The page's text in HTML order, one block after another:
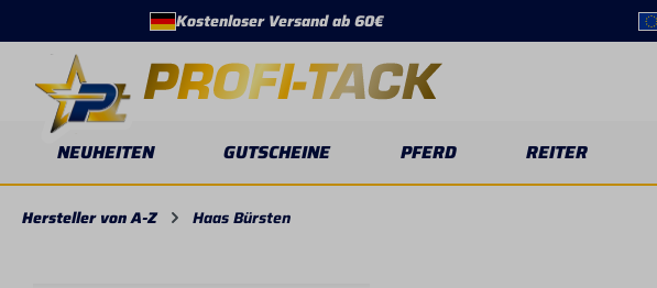
Zur Hauptnavigation springen
Kostenloser Versand ab 60€
NEUHEITEN GUTSCHEINE PFERD REITER
Hersteller von A-Z Haas Bürsten